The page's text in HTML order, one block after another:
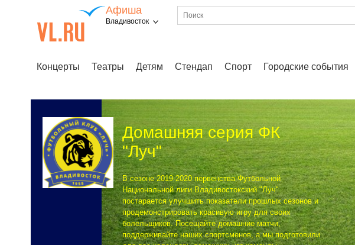
Афиша
Владивосток
Концерты Театры Детям Стендап Спорт Городские события
Домашняя серия ФК
"Луч"
В сезоне 2019-2020 первенства Футбольной
Национальной лиги Владивостокский "Луч"
постарается улучшить показатели прошлых сезонов и
продемонстрировать красивую игру для своих
болельщиков. Посещайте домашние матчи,
поддерживайте наших спортсменов, а мы подготовили